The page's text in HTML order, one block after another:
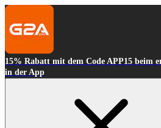
15% Rabatt mit dem Code APP15 beim
in der App